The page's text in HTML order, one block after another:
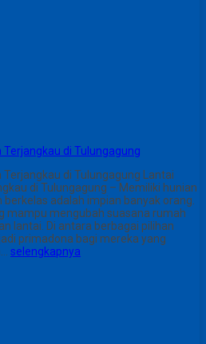
di Tulungagung
di Tulungagung Lantai
di Tulungagung – Memiliki hunian
adalah impian banyak orang.
mampu mengubah suasana rumah
lantai. Di antara berbagai pilihan
primadona bagi mereka yang
selengkapnya